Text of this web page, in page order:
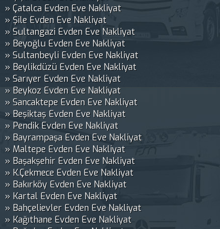
» Çatalca Evden Eve Nakliyat
» Şile Evden Eve Nakliyat
» Sultangazi Evden Eve Nakliyat
» Beyoğlu Evden Eve Nakliyat
» Sultanbeyli Evden Eve Nakliyat
» Beylikdüzü Evden Eve Nakliyat
» Sarıyer Evden Eve Nakliyat
» Beykoz Evden Eve Nakliyat
» Sancaktepe Evden Eve Nakliyat
» Beşiktaş Evden Eve Nakliyat
» Pendik Evden Eve Nakliyat
» Bayrampaşa Evden Eve Nakliyat
» Maltepe Evden Eve Nakliyat
» Başakşehir Evden Eve Nakliyat
» K.Çekmece Evden Eve Nakliyat
» Bakırköy Evden Eve Nakliyat
» Kartal Evden Eve Nakliyat
» Bahçelievler Evden Eve Nakliyat
» Kağıthane Evden Eve Nakliyat